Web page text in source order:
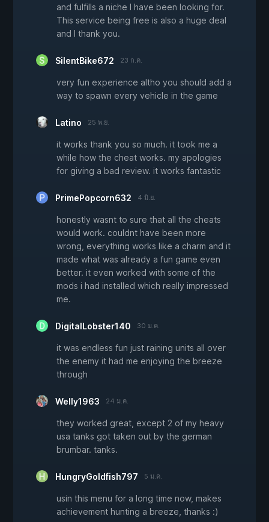
and fulfills a niche I have been looking for.
This service being free is also a huge deal
and I thank you.
SilentBike672 23 ก.ค.
very fun experience altho you should add a
way to spawn every vehicle in the game
Latino 25 พ.ย.
it works thank you so much. it took me a
while how the cheat works. my apologies
for giving a bad review. it works fantastic
PrimePopcorn632 4 มิ.ย.
honestly wasnt to sure that all the cheats
would work. couldnt have been more
wrong, everything works like a charm and it
made what was already a fun game even
better. it even worked with some of the
mods i had installed which really impressed
me.
DigitalLobster140 30 ม.ค.
it was endless fun just raining units all over
the enemy it had me enjoying the breeze
through
Welly1963 24 ม.ค.
they worked great, except 2 of my heavy
usa tanks got taken out by the german
brumbar. tanks.
HungryGoldfish797 5 ม.ค.
usin this menu for a long time now, makes
achievement hunting a breeze, thanks :)